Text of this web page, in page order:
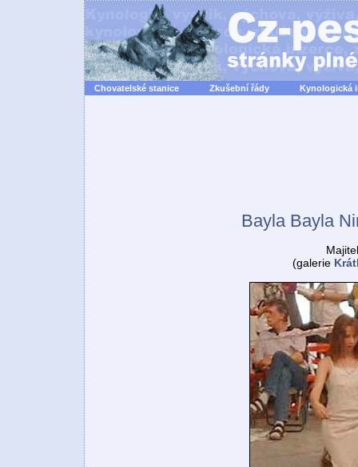
Chovatelské stanice Zkušební řády Kynologická
Bayla Bayla
(galerie